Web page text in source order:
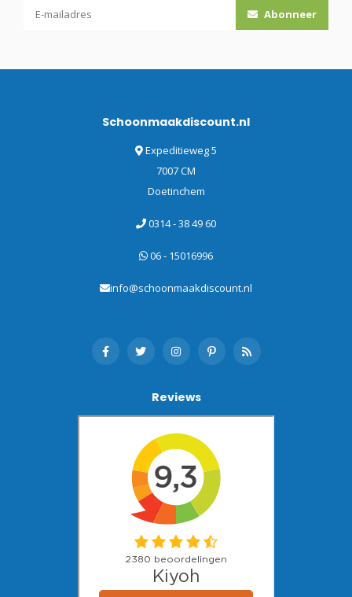
Abonneer
Schoonmaakdiscount.nl
Expeditieweg 5
7007 CM
Doetinchem
0314 - 38 49 60
06 - 15016996
info@schoonmaakdiscount.nl
Reviews